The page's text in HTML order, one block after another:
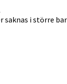
saknas i större